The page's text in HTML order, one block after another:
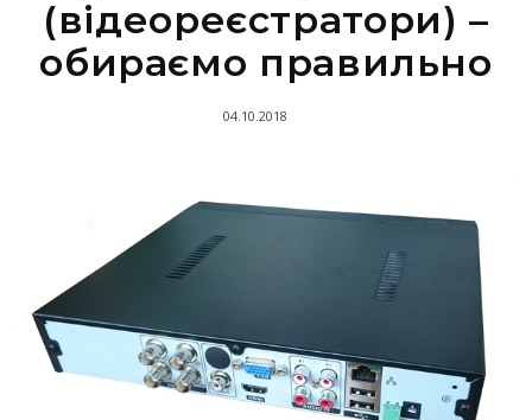
(відеореєстратори) –
обираємо правильно
04.10.2018